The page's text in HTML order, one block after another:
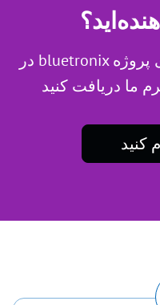
در bluetronix ثبت‌نام کنید و درخواست‌های پروژه
کنید